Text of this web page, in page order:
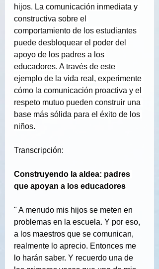
hijos. La comunicación inmediata y
constructiva sobre el
comportamiento de los estudiantes
puede desbloquear el poder del
apoyo de los padres a los
educadores. A través de este
ejemplo de la vida real, experimente
cómo la comunicación proactiva y el
respeto mutuo pueden construir una
base más sólida para el éxito de los
niños.
Transcripción:
Construyendo la aldea: padres
que apoyan a los educadores
" A menudo mis hijos se meten en
problemas en la escuela. Y por eso,
a los maestros que se comunican,
realmente lo aprecio. Entonces me
lo harán saber. Y recuerdo una de